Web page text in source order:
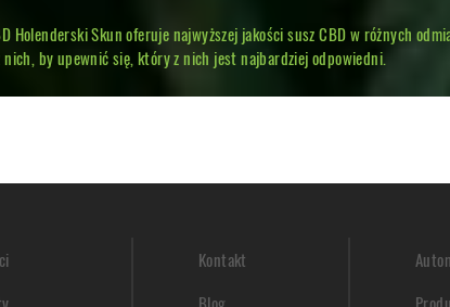
Holenderski Skun oferuje najwyższej jakości susz CBD w różnych
nich, by upewnić się, który z nich jest najbardziej odpowiedni.
Kontakt